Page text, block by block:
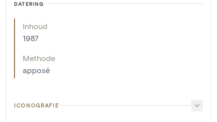
DATERING
Inhoud
1987
Methode
apposé
ICONOGRAFIE